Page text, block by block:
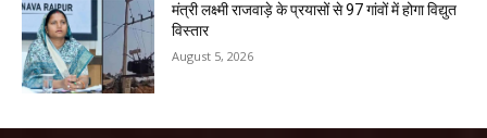
मंत्री लक्ष्मी राजवाड़े के प्रयासों से 97 गांवों में होगा विद्युत
विस्तार
August 5, 2026